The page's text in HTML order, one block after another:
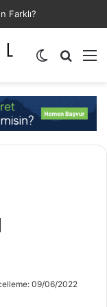
Farklı?
Dış
09/06/2022